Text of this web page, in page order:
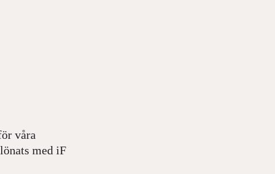
våra
med iF